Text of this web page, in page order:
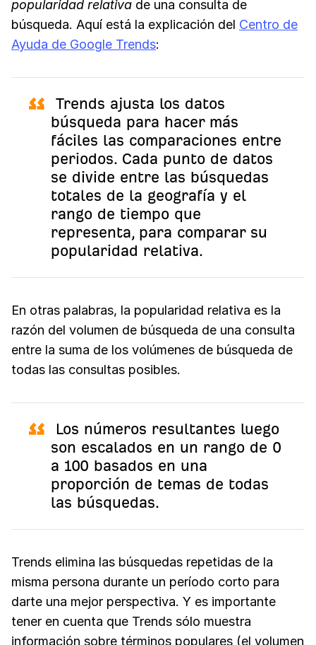
popularidad relativa de una consulta de
búsqueda. Aquí está la explicación del Centro de
Ayuda de Google Trends:
Trends ajusta los datos
búsqueda para hacer más
fáciles las comparaciones entre
periodos. Cada punto de datos
se divide entre las búsquedas
totales de la geografía y el
rango de tiempo que
representa, para comparar su
popularidad relativa.
En otras palabras, la popularidad relativa es la
razón del volumen de búsqueda de una consulta
entre la suma de los volúmenes de búsqueda de
todas las consultas posibles.
Los números resultantes luego
son escalados en un rango de 0
a 100 basados en una
proporción de temas de todas
las búsquedas.
Trends elimina las búsquedas repetidas de la
misma persona durante un período corto para
darte una mejor perspectiva. Y es importante
tener en cuenta que Trends sólo muestra
información sobre términos populares (el volumen